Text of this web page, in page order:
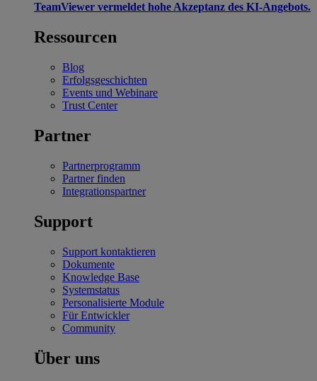
TeamViewer vermeldet hohe Akzeptanz des KI-Angebots.
Ressourcen
Blog
Erfolgsgeschichten
Events und Webinare
Trust Center
Partner
Partnerprogramm
Partner finden
Integrationspartner
Support
Support kontaktieren
Dokumente
Knowledge Base
Systemstatus
Personalisierte Module
Für Entwickler
Community
Über uns